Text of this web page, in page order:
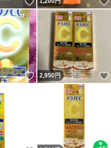
いいね！
2,950円